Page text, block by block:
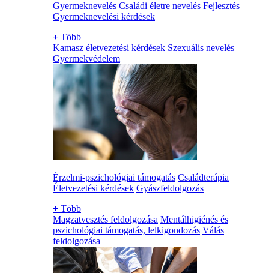
Gyermeknevelés Családi életre nevelés Fejlesztés
Gyermeknevelési kérdések
+ Több
Kamasz életvezetési kérdések Szexuális nevelés
Gyermekvédelem
Érzelmi-pszichológiai támogatás Családterápia
Életvezetési kérdések Gyászfeldolgozás
+ Több
Magzatvesztés feldolgozása Mentálhigiénés és
pszichológiai támogatás, lelkigondozás Válás
feldolgozása